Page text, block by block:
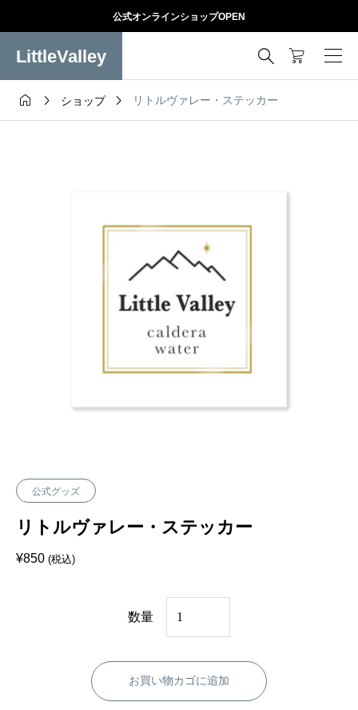
公式オンラインショップOPEN
LittleValley 
  ショップ  リトルヴァレー・ステッカー
公式グッズ
リトルヴァレー・ステッカー
¥850 (税込)
ト
ル
ヴ
数量
お買い物カゴに追加